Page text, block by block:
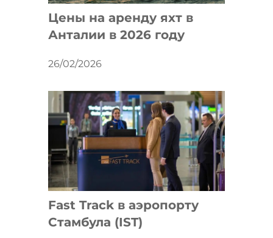
Цены на аренду яхт в
Анталии в 2026 году
26/02/2026
Fast Track в аэропорту
Стамбула (IST)